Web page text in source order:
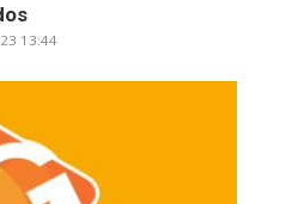
13:44